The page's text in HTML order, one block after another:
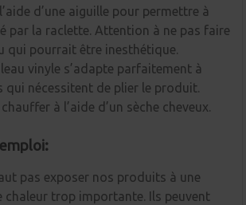
d’une aiguille pour permettre à
par la raclette. Attention à ne pas faire
qui pourrait être inesthétique.
vinyle s’adapte parfaitement à
qui nécessitent de plier le produit.
à l’aide d’un sèche cheveux.
pas exposer nos produits à une
chaleur trop importante. Ils peuvent